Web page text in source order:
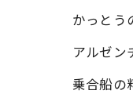
かっとう
アルゼ
乗合船の